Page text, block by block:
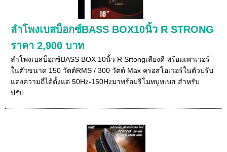
ลำโพงเบสบ็อกซ์BASS BOX10นิ้ว R STRONG
ราคา 2,900 บาท
ลำโพงเบสบ็อกซ์BASS BOX 10นิ้ว R Srtongเสียงดี พร้อมเพาเวอร์
ในตัวขนาด 150 วัตต์RMS / 300 วัตต์ Max ครอสโอเวอร์ในตัวปรับ
แต่งความถี่ได้ตั้งแต่ 50Hz-150Hzมาพร้อมรีโมทบูทเบส สำหรับ
ปรับ...